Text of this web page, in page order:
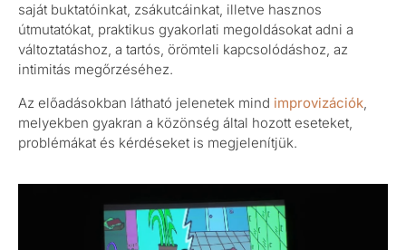
saját buktatóinkat, zsákutcáinkat, illetve hasznos
útmutatókat, praktikus gyakorlati megoldásokat adni a
változtatáshoz, a tartós, örömteli kapcsolódáshoz, az
intimitás megőrzéséhez.
Az előadásokban látható jelenetek mind improvizációk
melyekben gyakran a közönség által hozott eseteket,
problémákat és kérdéseket is megjelenítjük.